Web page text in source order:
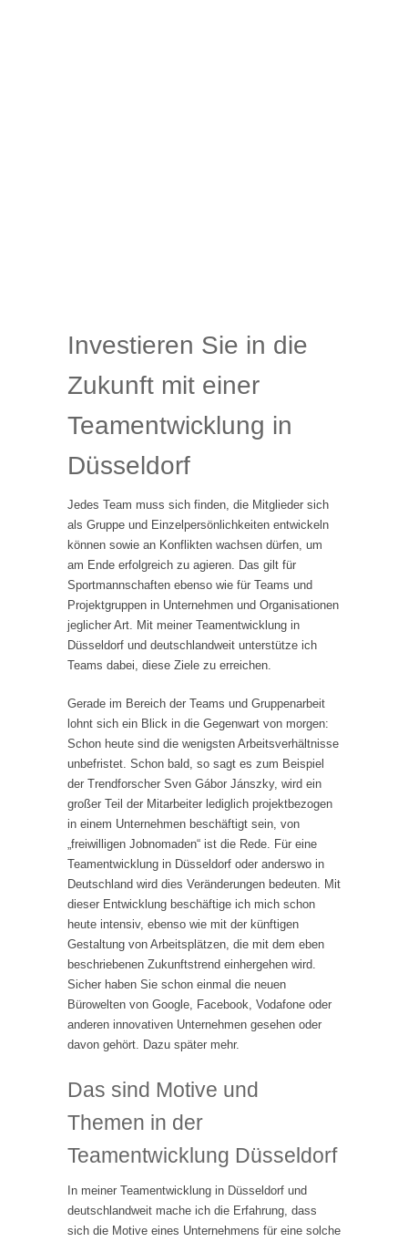
Investieren Sie in die
Zukunft mit einer
Teamentwicklung in
Düsseldorf
Jedes Team muss sich finden, die Mitglieder sich
als Gruppe und Einzelpersönlichkeiten entwickeln
können sowie an Konflikten wachsen dürfen, um
am Ende erfolgreich zu agieren. Das gilt für
Sportmannschaften ebenso wie für Teams und
Projektgruppen in Unternehmen und Organisationen
jeglicher Art. Mit meiner Teamentwicklung in
Düsseldorf und deutschlandweit unterstütze ich
Teams dabei, diese Ziele zu erreichen.
Gerade im Bereich der Teams und Gruppenarbeit
lohnt sich ein Blick in die Gegenwart von morgen:
Schon heute sind die wenigsten Arbeitsverhältnisse
unbefristet. Schon bald, so sagt es zum Beispiel
der Trendforscher Sven Gábor Jánszky, wird ein
großer Teil der Mitarbeiter lediglich projektbezogen
in einem Unternehmen beschäftigt sein, von
„freiwilligen Jobnomaden“ ist die Rede. Für eine
Teamentwicklung in Düsseldorf oder anderswo in
Deutschland wird dies Veränderungen bedeuten. Mit
dieser Entwicklung beschäftige ich mich schon
heute intensiv, ebenso wie mit der künftigen
Gestaltung von Arbeitsplätzen, die mit dem eben
beschriebenen Zukunftstrend einhergehen wird.
Sicher haben Sie schon einmal die neuen
Bürowelten von Google, Facebook, Vodafone oder
anderen innovativen Unternehmen gesehen oder
davon gehört. Dazu später mehr.
Das sind Motive und
Themen in der
Teamentwicklung Düsseldorf
In meiner Teamentwicklung in Düsseldorf und
deutschlandweit mache ich die Erfahrung, dass
sich die Motive eines Unternehmens für eine solche